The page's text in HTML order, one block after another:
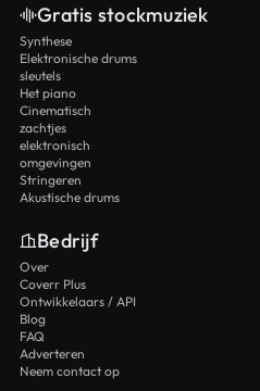
Gratis stockmuziek
Synthese
Elektronische drums
sleutels
Het piano
Cinematisch
zachtjes
elektronisch
omgevingen
Stringeren
Akustische drums
Bedrijf
Over
Coverr Plus
Ontwikkelaars / API
Blog
FAQ
Adverteren
Neem contact op